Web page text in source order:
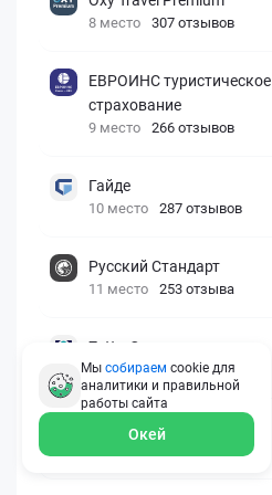
8 место 307 отзывов
ЕВРОИНС туристическое
страхование
9 место 266 отзывов
Гайде
10 место 287 отзывов
Русский Стандарт
11 место 253 отзыва
Zetta-Страхование
12 место 162 отзыва
СберСтрахование
Мы собираем cookie для
аналитики и правильной
работы сайта
Окей